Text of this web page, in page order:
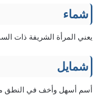
شماء
يعني المرأة الشريفة ذات
شمايل
أسم أسهل وأخف في النطق